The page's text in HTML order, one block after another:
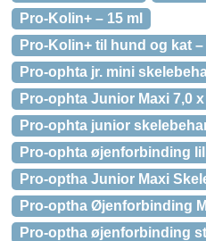
Pro-Kolin+ – 15 ml
Pro-Kolin+ til hund og kat –
Pro-ophta jr. mini
Pro-ophta Junior Maxi 7,0
Pro-ophta junior
Pro-ophta øjenforbinding
Pro-optha Junior Maxi
Pro-optha Øjenforbinding
Pro-optha øjenforbinding